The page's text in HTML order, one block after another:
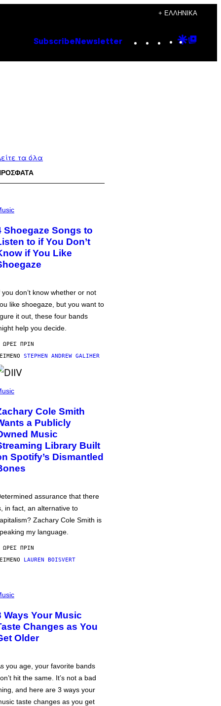
+ ΕΛΛΗΝΙΚΆ
Subscribe Newsletter Instagram
TikTok
YouTube
Google
τα όλα
Shoegaze Songs to
to if You Don’t
if You Like
you don’t know whether or not
like shoegaze, but you want to
it out, these four bands
help you decide.
ΏΡΕΣ ΠΡΙΝ
STEPHEN ANDREW GALIHER
Cole Smith
a Publicly
Music
Library Built
Spotify’s Dismantled
assurance that there
in fact, an alternative to
Zachary Cole Smith is
my language.
ΏΡΕΣ ΠΡΙΝ
LAUREN BOISVERT
Ways Your Music
Changes as You
Older
you age, your favorite bands
hit the same. It’s not a bad
and here are 3 ways your
taste changes as you get